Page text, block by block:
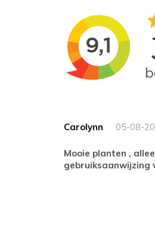
Carolynn 05-08-
Mooie planten , alleen jammer geen
gebruiksaanwijzing